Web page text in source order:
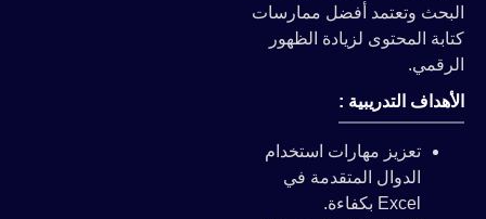
البحث وتعتمد أفضل ممارسات
كتابة المحتوى لزيادة الظهور
الرقمي.
الأهداف التدريبية :
تعزيز مهارات استخدام
الدوال المتقدمة في
Excel بكفاءة.